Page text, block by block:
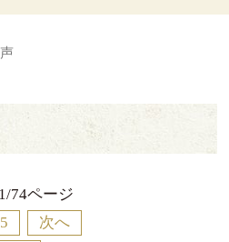
74ページ
5
次へ